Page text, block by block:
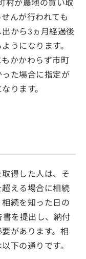
村が農地の買い取
んが行われても
から3ヵ月経過後
うになります。
かかわらず市町
た場合に指定が
ります。
得した人は、そ
える場合に相続
続を知った日の
を提出し、納付
があります。相
下の通りです。